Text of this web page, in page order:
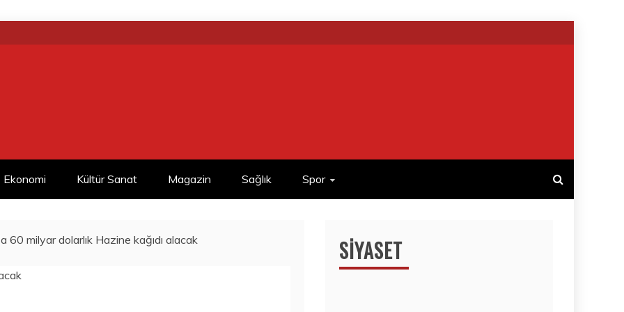
Ekonomi Kültür Sanat Magazin Sağlık Spor
60 milyar dolarlık Hazine kağıdı alacak SIYASET